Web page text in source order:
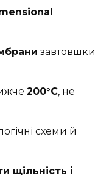
завтовшки
200°C, не
схеми й
щільність і